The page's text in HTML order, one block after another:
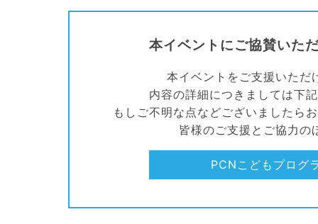
本イベントにご協賛いた
本イベントをご支援いただ
内容の詳細につきましては下
もしご不明な点などございましたら
皆様のご支援とご協力の
PCNこどもプロ